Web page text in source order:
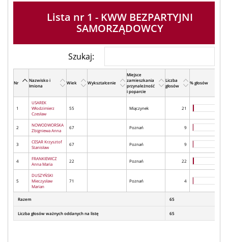
Lista nr 1 - KWW BEZPARTYJNI
SAMORZĄDOWCY
Szukaj:
Nr
Nazwisko i
Imiona
Wiek Wykształcenie
Miejsce
zamieszkania
przynależność
i poparcie
Liczba
głosów
% głosów
1
USAREK
Włodzimierz
Czesław
55 Miączynek 21
2
NOWODWORSKA
Zbigniewa Anna
67 Poznań 9
3
CESAR Krzysztof
Stanisław
67 Poznań 9
4
FRANKIEWICZ
Anna Maria
22 Poznań 22
5
DUSZYŃSKI
Mieczysław
Marian
71 Poznań 4
Razem 65
Liczba głosów ważnych oddanych na listę 65